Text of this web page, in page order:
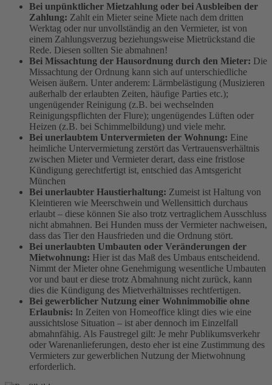
Bei unpünktlicher Mietzahlung oder bei Ausbleiben der
Zahlung: Zahlt ein Mieter seine Miete nach dem dritten
Werktag oder nur unvollständig an den Vermieter, ist von
einem Zahlungsverzug beziehungsweise Mietrückstand die
Rede. Diesen sollten Sie abmahnen!
Bei Missachtung der Hausordnung durch den Mieter: Die
Missachtung der Ordnung kann sich auf unterschiedliche
Weisen äußern. Unter anderem: Lärmbelästigung (Musizieren
außerhalb der erlaubten Zeiten, häufige Parties etc.);
ungenügender Reinigung (z.B. bei wechselnden
Reinigungspflichten der Flure); ungenügendes Lüften oder
Heizen (z.B. bei Schimmelbildung) und viele mehr.
Bei unerlaubtem Untervermieten der Wohnung: Eine
heimliche Untervermietung zerstört das Vertrauensverhältnis
zwischen Mieter und Vermieter derart, dass eine fristlose
Kündigung gerechtfertigt ist, entschied das Amtsgericht
München
Bei unerlaubter Haustierhaltung: Zumeist ist Haltung von
Kleintieren wie Meerschwein und Wellensittich durchaus
erlaubt – diese können Sie also trotz vertraglichem Ausschluss
nicht abmahnen. Bei Hunden muss der Vermieter nachweisen,
dass das Tier den Hausfrieden und die Ordnung stört.
Bei unerlaubten Umbauten oder Veränderungen der
Mietwohnung: Hier ist das Maß des Umbaus entscheidend.
Nimmt der Mieter ohne Genehmigung wesentliche Umbauten
vor und baut er diese trotz Abmahnung nicht zurück, kann
dies die Kündigung des Mietverhältnisses rechtfertigen.
Bei gewerblicher Nutzung einer Wohnimmobilie ohne
Erlaubnis: In Zeiten von Homeoffice klingt dies wie eine
aussichtslose Situation – ist aber dennoch im Einzelfall
abmahnfähig. Als Faustregel gilt: Je mehr Publikumsverkehr
oder Warenanlieferungen, desto eher ist eine Zustimmung des
Vermieters zur gewerblichen Nutzung der Mietwohnung
erforderlich.